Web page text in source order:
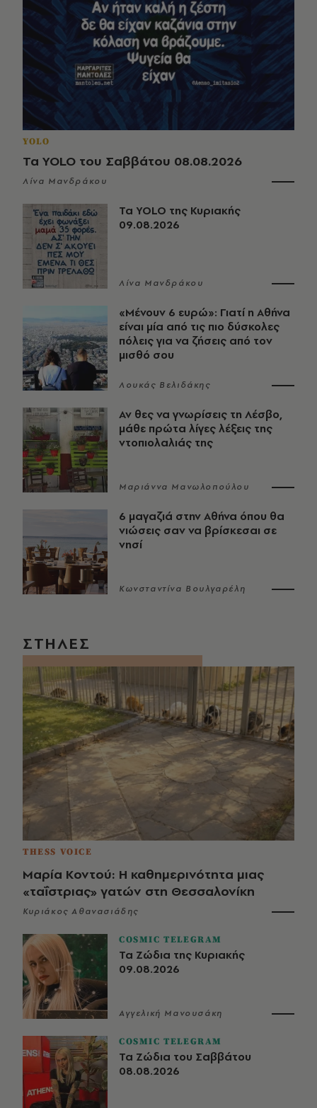
YOLO
Τα YOLO του Σαββάτου 08.08.2026
Λίνα Μανδράκου
Τα YOLO της Κυριακής
09.08.2026
Λίνα Μανδράκου
«Μένουν 6 ευρώ»: Γιατί η Αθήνα
είναι μία από τις πιο δύσκολες
πόλεις για να ζήσεις από τον
μισθό σου
Λουκάς Βελιδάκης
Αν θες να γνωρίσεις τη Λέσβο,
μάθε πρώτα λίγες λέξεις της
ντοπιολαλιάς της
Μαριάννα Μανωλοπούλου
6 μαγαζιά στην Αθήνα όπου θα
νιώσεις σαν να βρίσκεσαι σε
νησί
Κωνσταντίνα Βουλγαρέλη
ΣΤΗΛΕΣ
THESS VOICE
Μαρία Κοντού: Η καθημερινότητα μιας
«ταΐστριας» γατών στη Θεσσαλονίκη
Κυριάκος Αθανασιάδης
COSMIC TELEGRAM
Τα Ζώδια της Κυριακής
09.08.2026
Αγγελική Μανουσάκη
COSMIC TELEGRAM
Τα Ζώδια του Σαββάτου
08.08.2026